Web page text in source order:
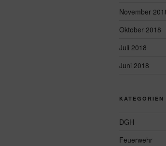
November
Oktober 2018
Juli 2018
Juni 2018
KATEGORIEN
DGH
Feuerwehr